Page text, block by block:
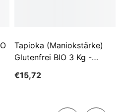
Tapioka (Maniokstärke)
Glutenfrei BIO 3 Kg -
€15,72